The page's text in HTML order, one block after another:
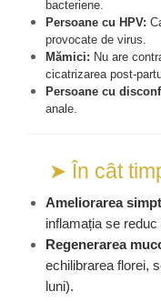
bacteriene.
Persoane cu HPV:
provocate de virus.
Mămici: Nu are
cicatrizarea post-
Persoane cu
anale.
➤ În cât
Ameliorarea
inflamația se
Regenerarea
echilibrarea florei,
luni).